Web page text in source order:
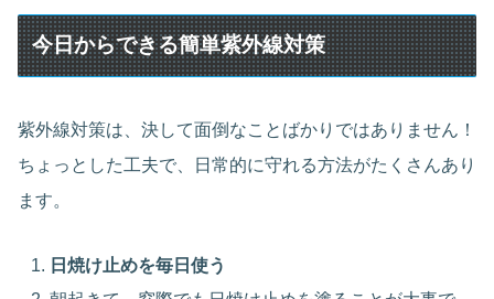
今日からできる簡単紫外線対策
紫外線対策は、決して面倒なことばかりではありません！
ちょっとした工夫で、日常的に守れる方法がたくさんあり
ます。
日焼け止めを毎日使う